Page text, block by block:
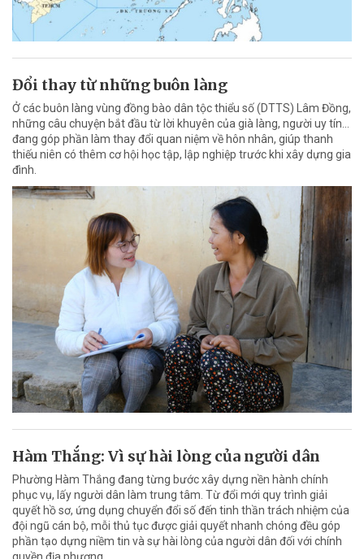
Đổi thay từ những buôn làng
Ở các buôn làng vùng đồng bào dân tộc thiểu số (DTTS) Lâm Đồng,
những câu chuyện bắt đầu từ lời khuyên của già làng, người uy tín…
đang góp phần làm thay đổi quan niệm về hôn nhân, giúp thanh
thiếu niên có thêm cơ hội học tập, lập nghiệp trước khi xây dựng gia
đình.
Hàm Thắng: Vì sự hài lòng của người dân
Phường Hàm Thắng đang từng bước xây dựng nền hành chính
phục vụ, lấy người dân làm trung tâm. Từ đổi mới quy trình giải
quyết hồ sơ, ứng dụng chuyển đổi số đến tinh thần trách nhiệm của
đội ngũ cán bộ, mỗi thủ tục được giải quyết nhanh chóng đều góp
phần tạo dựng niềm tin và sự hài lòng của người dân đối với chính
quyền địa phương.